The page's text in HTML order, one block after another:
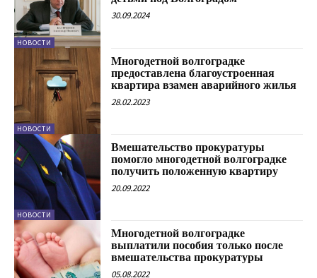
НОВОСТИ
30.09.2024
НОВОСТИ
Многодетной волгоградке
предоставлена благоустроенная
квартира взамен аварийного жилья
28.02.2023
НОВОСТИ
Вмешательство прокуратуры
помогло многодетной волгоградке
получить положенную квартиру
20.09.2022
Многодетной волгоградке
выплатили пособия только после
вмешательства прокуратуры
05.08.2022